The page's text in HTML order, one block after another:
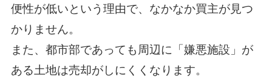
便性が低いという理由で、なかなか買主が見つ
かりません。
また、都市部であっても周辺に「嫌悪施設」が
ある土地は売却がしにくくなります。